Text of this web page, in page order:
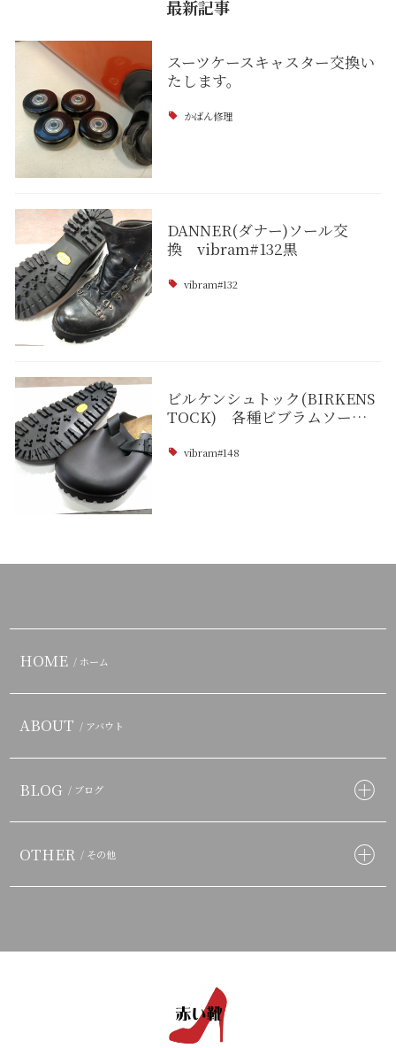
最新記事
スーツケースキャスター交換い
たします。
かばん修理
DANNER(ダナー)ソール交
換 vibram#132黒
vibram#132
ビルケンシュトック(BIRKENS
TOCK) 各種ビブラムソー…
vibram#148
HOME / ホーム
ABOUT / アバウト
BLOG / ブログ
OTHER / その他